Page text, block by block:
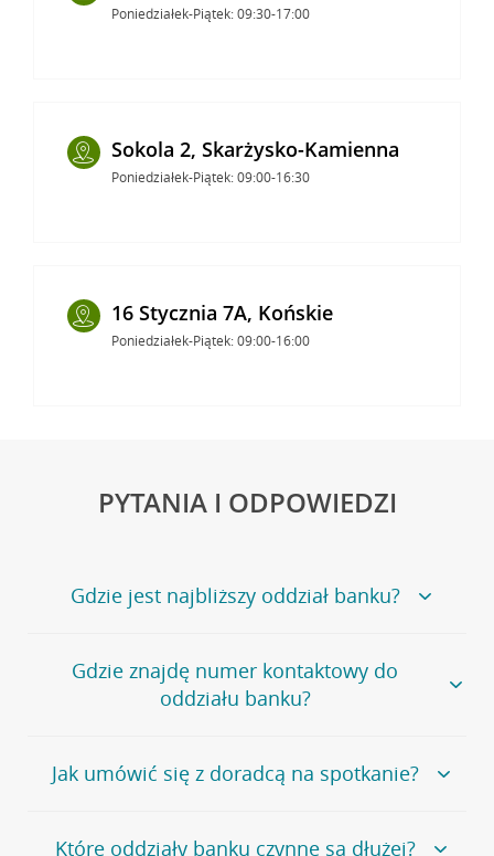
Poniedziałek-Piątek: 09:30-17:00
Sokola 2, Skarżysko-Kamienna
Poniedziałek-Piątek: 09:00-16:30
16 Stycznia 7A, Końskie
Poniedziałek-Piątek: 09:00-16:00
PYTANIA I ODPOWIEDZI
Gdzie jest najbliższy oddział banku?
Jeśli szukasz oddziału naszego banku, zapraszamy na
stronęPlacówki i bankomaty, na której znajduje się
wygodna wyszukiwarka.
oddziałów
Gdzie znajdę numer kontaktowy do
oddziału banku?
Bank Credit Agricole nie udostępnia ogólnego numeru
telefonu do placówki bankowej.
umówienia się z doradcą w placówce bankowej .
Jak umówić się z doradcą na spotkanie?
Jeśli jesteś już naszym
Które oddziały banku czynne są dłużej?